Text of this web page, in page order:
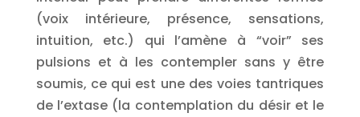
(voix intérieure, présence, sensations,
intuition, etc.) qui l’amène à “voir” ses
pulsions et à les contempler sans y être
soumis, ce qui est une des voies tantriques
de l’extase (la contemplation du désir et le